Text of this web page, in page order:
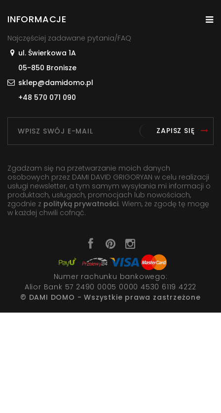
INFORMACJE
Najczęściej zadawane pytania/FAQ
ul. Świerkowa 1A
05-850 Bronisze
sklep@damidomo.pl
+48 570 071 090
ZAPISZ SIĘ
Zgadzam się na przetwarzanie moich danych
osobowych przez DAMI DAVID GRIGORYAN w celu realizacji
usługi newsletter, a tym samym wysyłania mi informacji o
produktach, usługach, promocjach lub nowościach,
zgodnie z polityką prywatności. Wiem, że zgodę tę mogę
w każdej chwili cofnąć.
Numer rachunku bankowego:
Alior Bank 57 2490 0005 0000 4530 6119 4222
© DAMI DOMO - Wszystkie prawa zastrzeżone